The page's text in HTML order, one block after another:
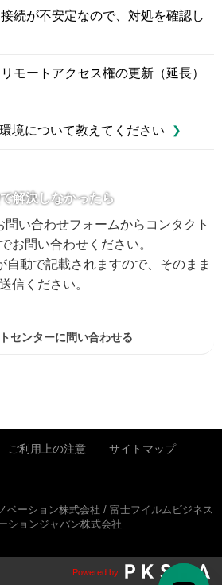
続が不安定なので、対処を確認し
モートアクセス権の更新（延長）
境について教えてください
解決しなかったら
い合わせフォームからコンタクト
お問い合わせください。
自動で記載されますので、そのまま
送信ください。
センターに問い合わせる
ご利用上の注意 サイトマップ
ベーション株式会社 / 富士フイルムビジネス
ションジャパン株式会社
Powered by